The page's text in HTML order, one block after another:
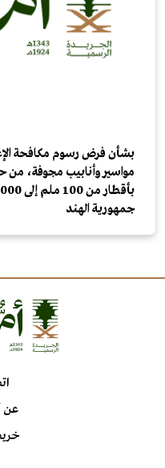
بشأن فرض رسوم مكافحة
مواسير وأنابيب مجوفة،
جمهورية الهند
عن